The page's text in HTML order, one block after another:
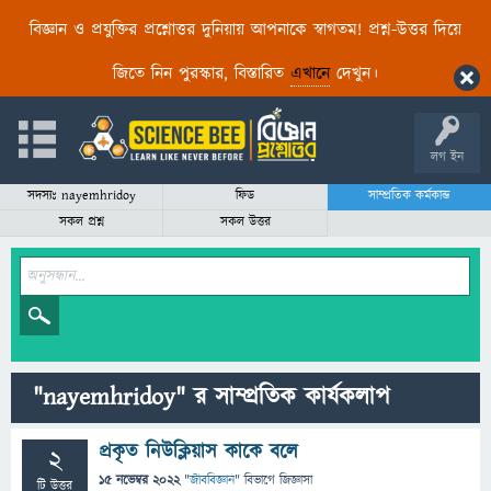
বিজ্ঞান ও প্রযুক্তির প্রশ্নোত্তর দুনিয়ায় আপনাকে স্বাগতম! প্রশ্ন-উত্তর দিয়ে
জিতে নিন পুরস্কার, বিস্তারিত এখানেদেখুন।
লগ ইন
সদস্যঃ nayemhridoy ফিড
সাম্প্রতিক কর্মকান্ড
সকল প্রশ্ন
সকল উত্তর
"nayemhridoy" র সাম্প্রতিক কার্যকলাপ
2
টি উত্তর
প্রকৃত নিউক্লিয়াস কাকে বলে
15 নভেম্বর 2022 "জীববিজ্ঞান" বিভাগে জিজ্ঞাসা